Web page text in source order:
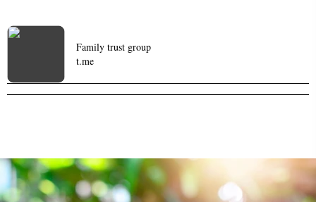
Family trust group
t.me